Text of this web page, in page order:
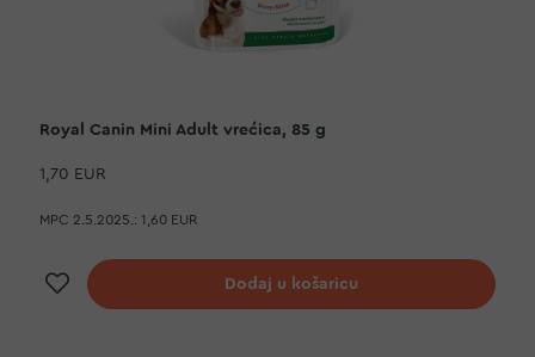
Royal Canin Mini Adult vrećica, 85 g
1,70 EUR
MPC 2.5.2025.: 1,60 EUR
Dodaj na listu želja
Dodaj u košaricu